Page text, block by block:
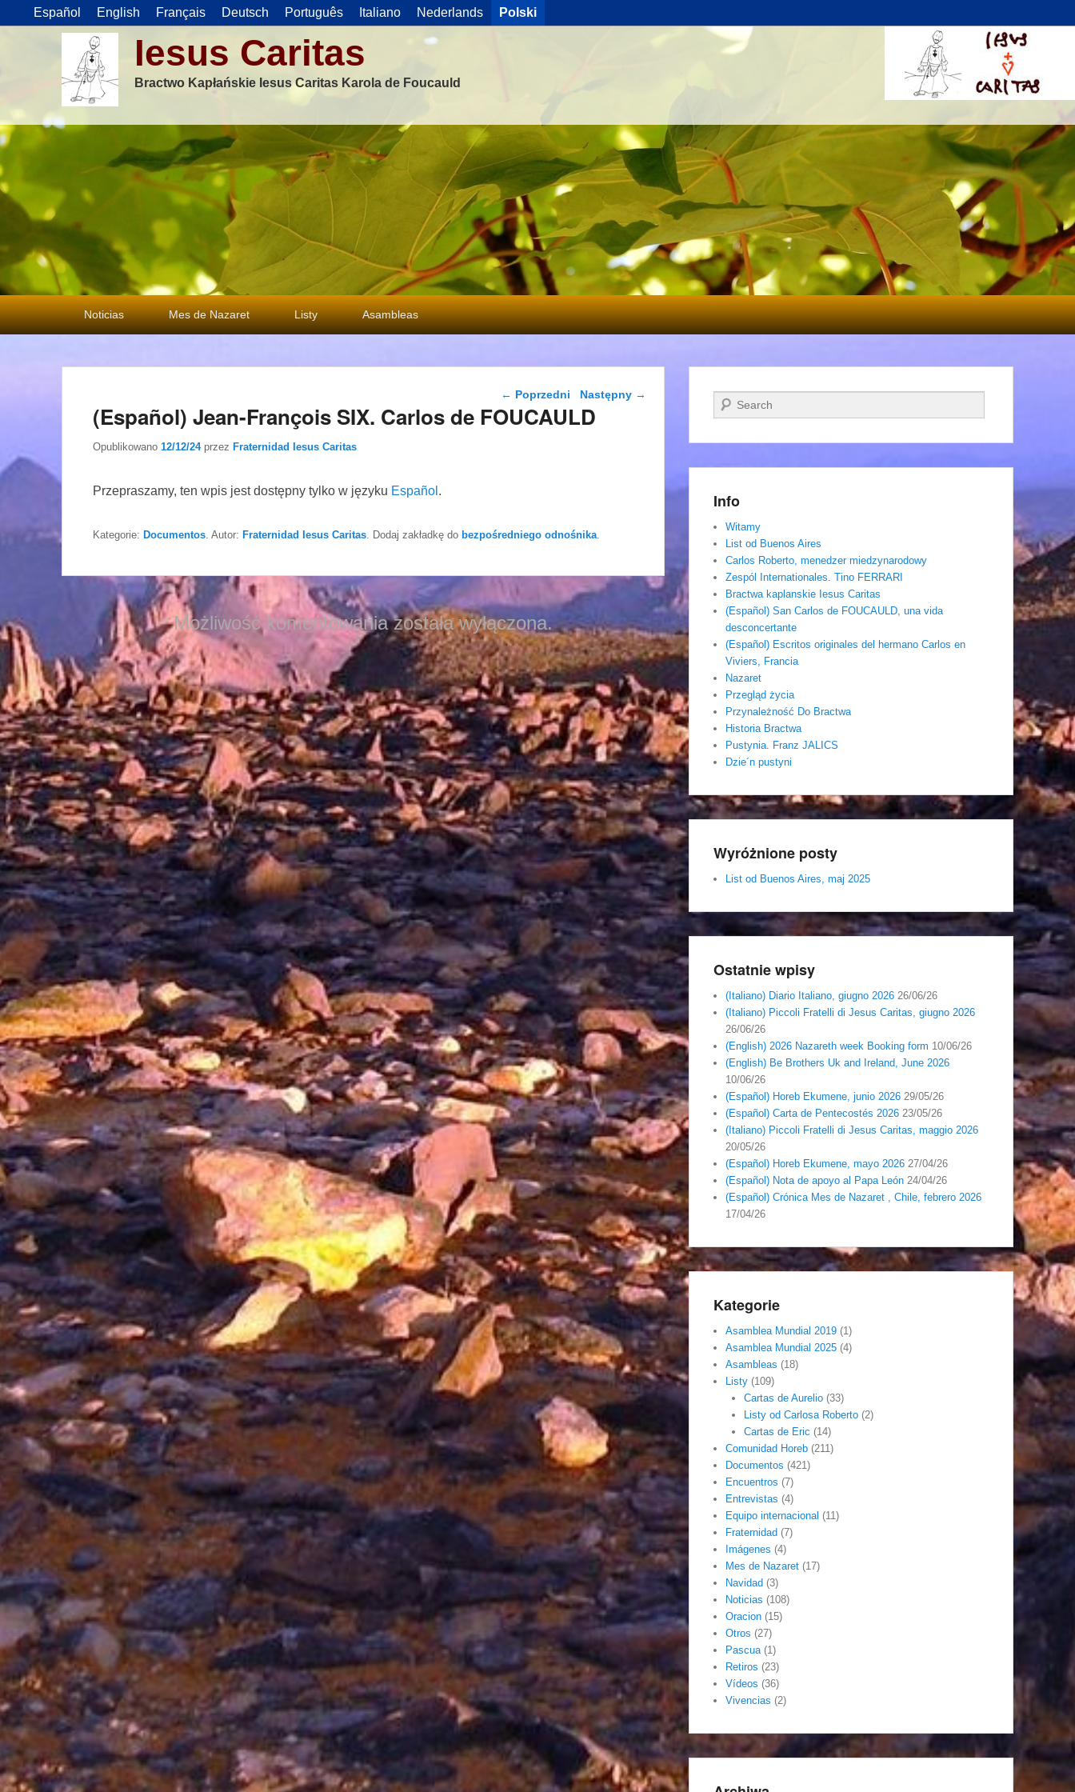
Español English Français Deutsch Português Italiano Nederlands Polski
Iesus Caritas
Bractwo Kapłańskie Iesus Caritas Karola de Foucauld
Menu
główne
Noticias Mes de Nazaret Listy Asambleas
Nawigacja wpisu
← Poprzedni Następny →
(Español) Jean-François SIX. Carlos de FOUCAULD
Opublikowano 12/12/24 przez Fraternidad Iesus Caritas
Przepraszamy, ten wpis jest dostępny tylko w języku Español .
Kategorie: Documentos . Autor: Fraternidad Iesus Caritas . Dodaj zakładkę do bezpośredniego odnośnika
Możliwość komentowania została wyłączona.
Szukaj
Info
Witamy
List od Buenos Aires
Carlos Roberto, menedzer miedzynarodowy
Zespól Internationales. Tino FERRARI
Bractwa kaplanskie Iesus Caritas
(Español) San Carlos de FOUCAULD, una vida
desconcertante
(Español) Escritos originales del hermano Carlos en
Viviers, Francia
Nazaret
Przegląd życia
Przynależność Do Bractwa
Historia Bractwa
Pustynia. Franz JALICS
Dzie´n pustyni
Wyróżnione posty
List od Buenos Aires, maj 2025
Ostatnie wpisy
(Italiano) Diario Italiano, giugno 2026 26/06/26
(Italiano) Piccoli Fratelli di Jesus Caritas, giugno 2026
26/06/26
(English) 2026 Nazareth week Booking form 10/06/26
(English) Be Brothers Uk and Ireland, June 2026
10/06/26
(Español) Horeb Ekumene, junio 2026 29/05/26
(Español) Carta de Pentecostés 2026 23/05/26
(Italiano) Piccoli Fratelli di Jesus Caritas, maggio 2026
20/05/26
(Español) Horeb Ekumene, mayo 2026 27/04/26
(Español) Nota de apoyo al Papa León 24/04/26
(Español) Crónica Mes de Nazaret , Chile, febrero 2026
17/04/26
Kategorie
Asamblea Mundial 2019 (1)
Asamblea Mundial 2025 (4)
Asambleas (18)
Listy (109)
Cartas de Aurelio(33)
Listy od Carlosa Roberto(2)
Cartas de Eric (14)
Comunidad Horeb (211)
Documentos (421)
Encuentros (7)
Entrevistas (4)
Equipo internacional (11)
Fraternidad (7)
Imágenes (4)
Mes de Nazaret (17)
Navidad (3)
Noticias (108)
Oracion (15)
Otros (27)
Pascua(1)
Retiros (23)
Vídeos (36)
Vivencias (2)